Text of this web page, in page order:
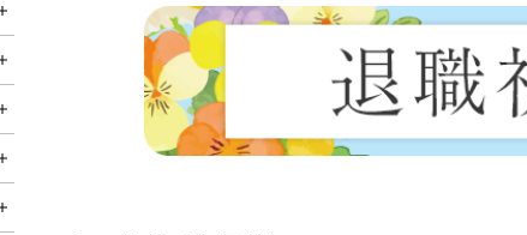
詳細を開く
詳細を開く
詳細を開く
詳細を開く
詳細を開く